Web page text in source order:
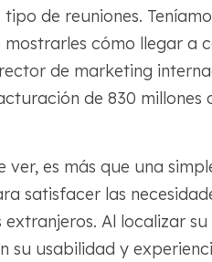
de reuniones.
cómo llegar a
de marketing
de 830 millones
es más que una
satisfacer las
Al localizar
su usabilidad y